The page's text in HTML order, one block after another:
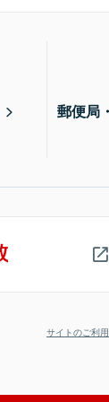
郵便局
サイトのご利